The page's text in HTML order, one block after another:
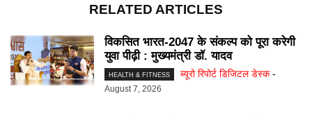
RELATED ARTICLES
विकसित भारत-2047 के संकल्प को पूरा करेगी
युवा पीढ़ी : मुख्यमंत्री डॉ. यादव
HEALTH & FITNESS ब्यूरो रिपोर्ट डिजिटल डेस्क -
August 7, 2026